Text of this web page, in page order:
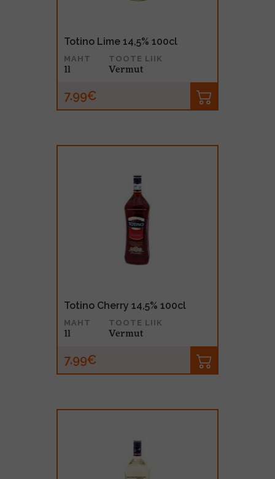
Totino Lime 14,5% 100cl
MAHT
1l
TOOTE LIIK
Vermut
7.99€
Totino Cherry 14,5% 100cl
MAHT
1l
TOOTE LIIK
Vermut
7.99€